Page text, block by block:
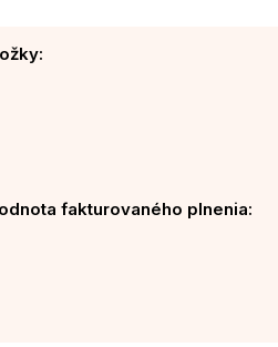
fakturovaného plnenia: